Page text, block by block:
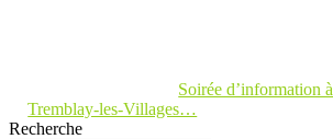
Soirée d’information à
Tremblay-les-Villages…
Recherche